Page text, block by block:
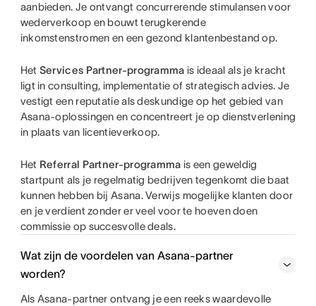
aanbieden. Je ontvangt concurrerende stimulansen voor
wederverkoop en bouwt terugkerende
inkomstenstromen en een gezond klantenbestand op.
Het Services Partner-programma is ideaal als je kracht
ligt in consulting, implementatie of strategisch advies. Je
vestigt een reputatie als deskundige op het gebied van
Asana-oplossingen en concentreert je op dienstverlening
in plaats van licentieverkoop.
Het Referral Partner-programma is een geweldig
startpunt als je regelmatig bedrijven tegenkomt die baat
kunnen hebben bij Asana. Verwijs mogelijke klanten door
en je verdient zonder er veel voor te hoeven doen
commissie op succesvolle deals.
Wat zijn de voordelen van Asana-partner
worden?
Als Asana-partner ontvang je een reeks waardevolle